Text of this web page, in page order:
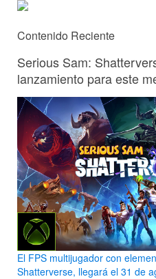
Contenido Reciente
Serious Sam:
lanzamiento para este
El FPS multijugador con
Shatterverse, llegará el 31 de